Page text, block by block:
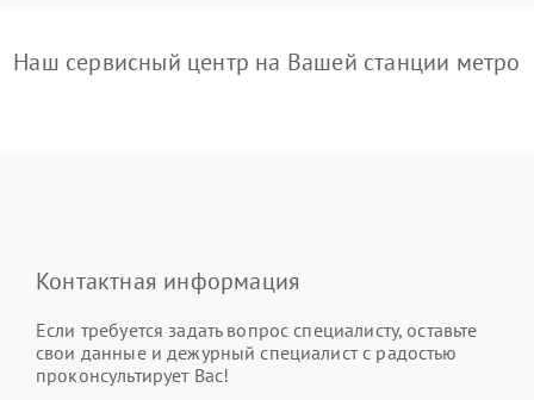
Наш сервисный центр на Вашей станции метро
Контактная информация
Если требуется задать вопрос специалисту, оставьте
свои данные и дежурный специалист с радостью
проконсультирует Вас!